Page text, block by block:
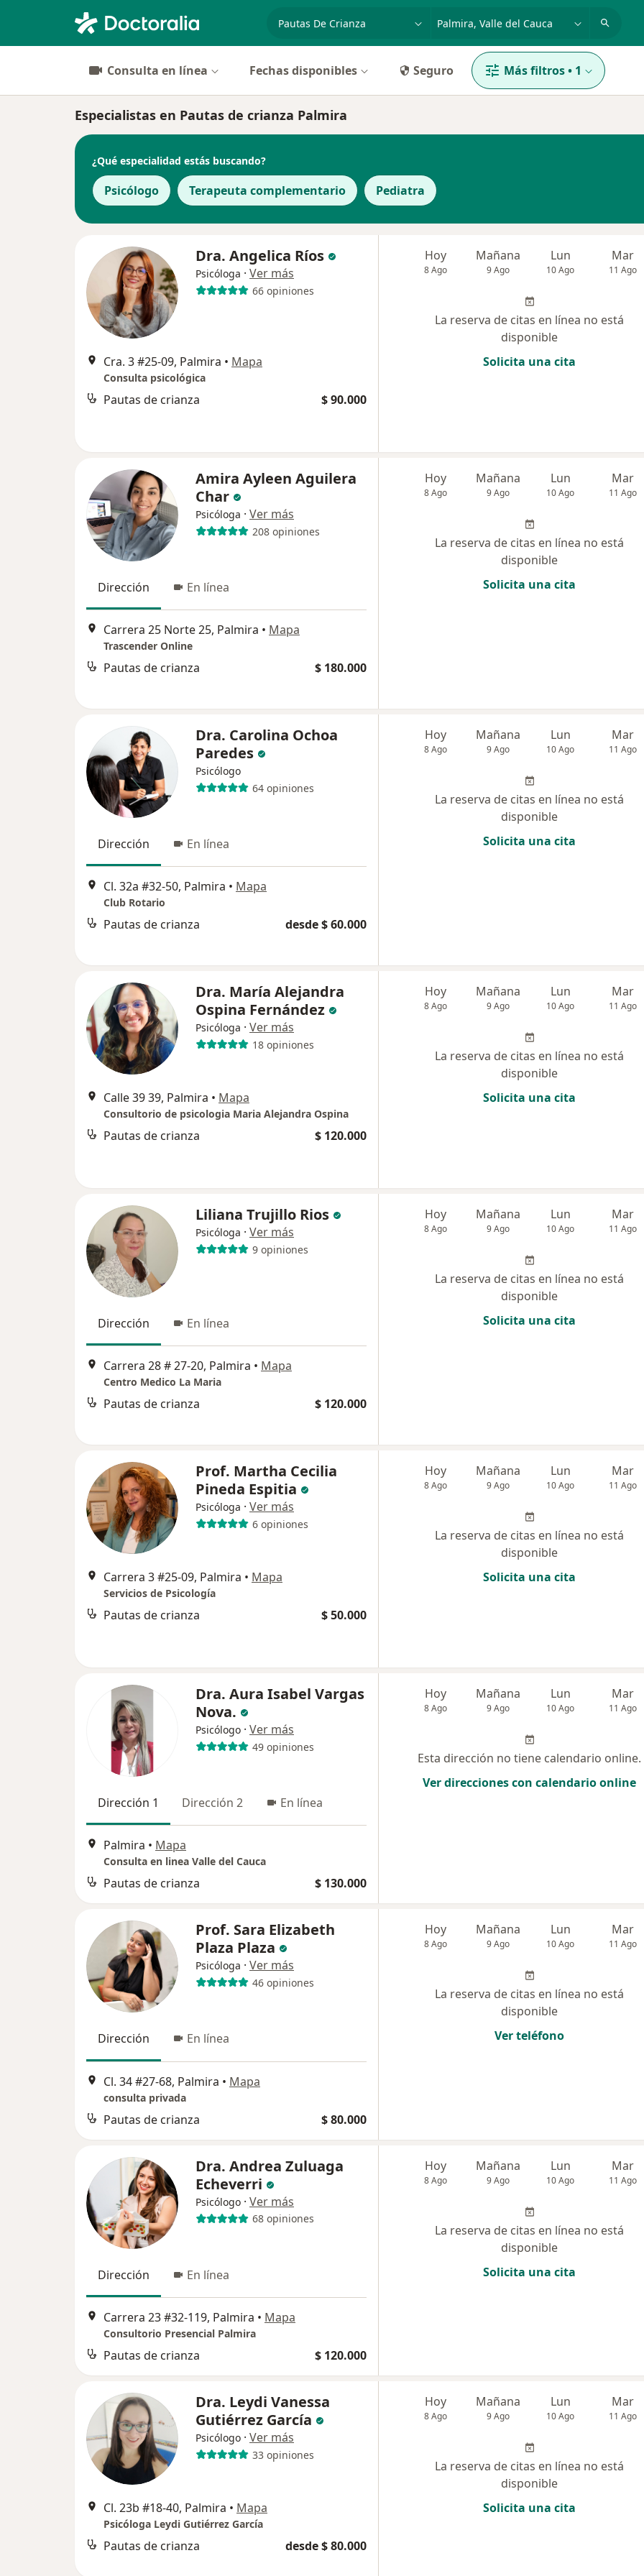
Consulta en línea Fechas disponibles Seguro Más filtros• 1
Especialistas en Pautas de crianza Palmira
¿Qué especialidad estás buscando?
Psicólogo Terapeuta complementario Pediatra
Dra. Angelica Ríos
Psicóloga · Ver más
66 opiniones
Cra. 3 #25-09, Palmira • Mapa
Consulta psicológica
Pautas de crianza $ 90.000
Hoy
8 Ago
Mañana
9 Ago
Lun
10 Ago
Mar
11 Ago
La reserva de citas en línea no está
disponible
Solicita una cita
Amira Ayleen Aguilera
Char
Psicóloga · Ver más
208 opiniones
Dirección En línea
Carrera 25 Norte 25, Palmira • Mapa
Trascender Online
Pautas de crianza $ 180.000
Hoy
8 Ago
Mañana
9 Ago
Lun
10 Ago
Mar
11 Ago
La reserva de citas en línea no está
disponible
Solicita una cita
Dra. Carolina Ochoa
Paredes
Psicólogo
64 opiniones
Dirección En línea
Cl. 32a #32-50, Palmira • Mapa
Club Rotario
Pautas de crianza desde $ 60.000
Hoy
8 Ago
Mañana
9 Ago
Lun
10 Ago
Mar
11 Ago
La reserva de citas en línea no está
disponible
Solicita una cita
Dra. María Alejandra
Ospina Fernández
Psicóloga · Ver más
18 opiniones
Calle 39 39, Palmira • Mapa
Consultorio de psicologia Maria Alejandra Ospina
Pautas de crianza $ 120.000
Hoy
8 Ago
Mañana
9 Ago
Lun
10 Ago
Mar
11 Ago
La reserva de citas en línea no está
disponible
Solicita una cita
Liliana Trujillo Rios
Psicóloga · Ver más
9 opiniones
Dirección En línea
Carrera 28 # 27-20, Palmira • Mapa
Centro Medico La Maria
Pautas de crianza $ 120.000
Hoy
8 Ago
Mañana
9 Ago
Lun
10 Ago
Mar
11 Ago
La reserva de citas en línea no está
disponible
Solicita una cita
Prof. Martha Cecilia
Pineda Espitia
Psicóloga · Ver más
6 opiniones
Carrera 3 #25-09, Palmira • Mapa
Servicios de Psicología
Pautas de crianza $ 50.000
Hoy
8 Ago
Mañana
9 Ago
Lun
10 Ago
Mar
11 Ago
La reserva de citas en línea no está
disponible
Solicita una cita
Dra. Aura Isabel Vargas
Nova.
Psicólogo · Ver más
49 opiniones
Dirección 1 Dirección 2 En línea
Palmira • Mapa
Consulta en linea Valle del Cauca
Pautas de crianza $ 130.000
Hoy
8 Ago
Mañana
9 Ago
Lun
10 Ago
Mar
11 Ago
Esta dirección no tiene calendario online.
Ver direcciones con calendario online
Prof. Sara Elizabeth
Plaza Plaza
Psicóloga · Ver más
46 opiniones
Dirección En línea
Cl. 34 #27-68, Palmira • Mapa
consulta privada
Pautas de crianza $ 80.000
Hoy
8 Ago
Mañana
9 Ago
Lun
10 Ago
Mar
11 Ago
La reserva de citas en línea no está
disponible
Ver teléfono
Dra. Andrea Zuluaga
Echeverri
Psicólogo · Ver más
68 opiniones
Dirección En línea
Carrera 23 #32-119, Palmira • Mapa
Consultorio Presencial Palmira
Pautas de crianza $ 120.000
Hoy
8 Ago
Mañana
9 Ago
Lun
10 Ago
Mar
11 Ago
La reserva de citas en línea no está
disponible
Solicita una cita
Dra. Leydi Vanessa
Gutiérrez García
Psicólogo · Ver más
33 opiniones
Cl. 23b #18-40, Palmira • Mapa
Psicóloga Leydi Gutiérrez García
Pautas de crianza desde $ 80.000
Hoy
8 Ago
Mañana
9 Ago
Lun
10 Ago
Mar
11 Ago
La reserva de citas en línea no está
disponible
Solicita una cita